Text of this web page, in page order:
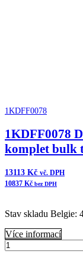
1KDFF0078
1KDFF0078
komplet bulk
13113 Kč vč. DPH
10837 Kč bez DPH
Stav skladu Belgie:
Více informací
1KDFF0078